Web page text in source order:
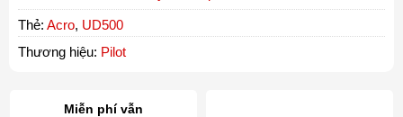
Thẻ: Acro, UD500
Thương hiệu: Pilot
Miễn phí vẫn